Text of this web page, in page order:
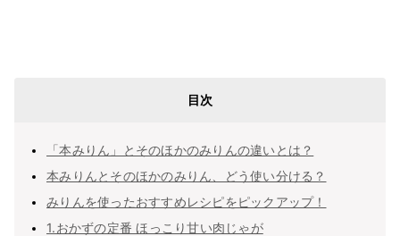
目次
「本みりん」とそのほかのみりんの違いとは？
本みりんとそのほかのみりん、どう使い分ける？
みりんを使ったおすすめレシピをピックアップ！
1.おかずの定番 ほっこり甘い肉じゃが